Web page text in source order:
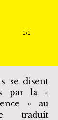
1/1
se disent
par la «
» au
traduit